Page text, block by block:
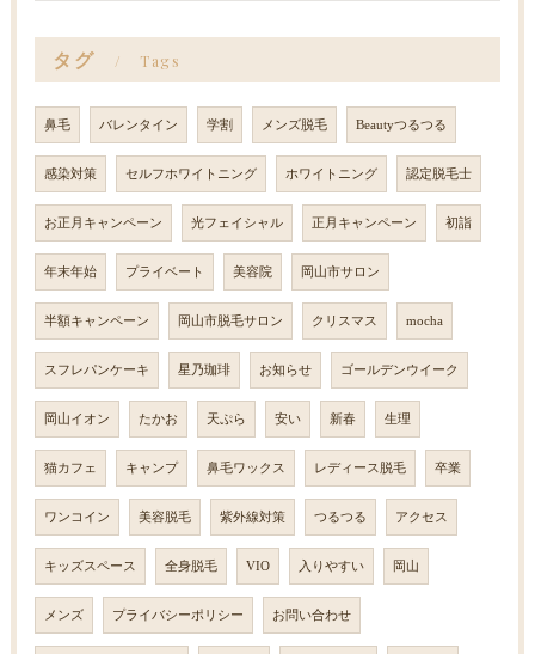
タグ Tags
鼻毛 バレンタイン 学割 メンズ脱毛 Beautyつるつる
感染対策 セルフホワイトニング ホワイトニング 認定脱毛士
お正月キャンペーン 光フェイシャル 正月キャンペーン 初詣
年末年始 プライベート 美容院 岡山市サロン
半額キャンペーン 岡山市脱毛サロン クリスマス mocha
スフレパンケーキ 星乃珈琲 お知らせ ゴールデンウイーク
岡山イオン たかお 天ぷら 安い 新春 生理
猫カフェ キャンプ 鼻毛ワックス レディース脱毛 卒業
ワンコイン 美容脱毛 紫外線対策 つるつる アクセス
キッズスペース 全身脱毛 VIO 入りやすい 岡山
メンズ プライバシーポリシー お問い合わせ